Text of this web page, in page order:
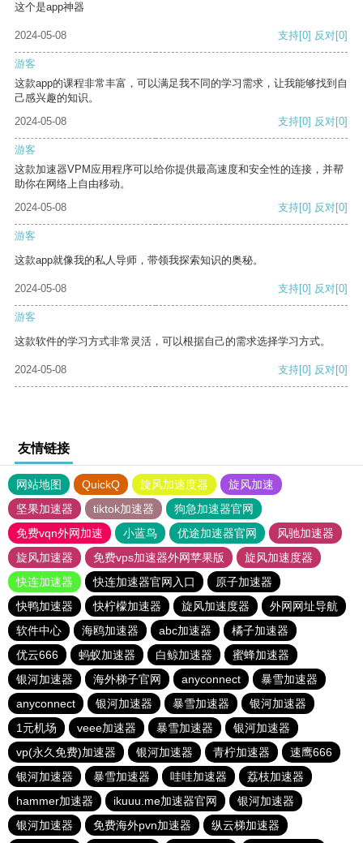
这个是app神器
2024-05-08 支持[0] 反对[0]
游客
这款app的课程非常丰富，可以满足我不同的学习需求，让我能够找到自
己感兴趣的知识。
2024-05-08
支持[0] 反对[0]
游客
这款加速器VPM应用程序可以给你提供最高速度和安全性的连接，并帮
助你在网络上自由移动。
2024-05-08
支持[0] 反对[0]
游客
这款app就像我的私人导师，带领我探索知识的奥秘。
2024-05-08 支持[0] 反对[0]
游客
这款软件的学习方式非常灵活，可以根据自己的需求选择学习方式。
2024-05-08 支持[0] 反对[0]
友情链接
网站地图 QuickQ 旋风加速度器
旋风加速
坚果加速器
tiktok加速器
狗急加速器官网
免费vqn外网加速
小蓝鸟 优途加速器官网
风驰加速器
旋风加速器
免费vps加速器外网苹果版
旋风加速度器
快连加速器
快连加速器官网入口
原子加速器
快鸭加速器
快柠檬加速器 旋风加速度器
外网网址导航
软件中心
海鸥加速器 abc加速器
橘子加速器
优云666
蚂蚁加速器 白鲸加速器
蜜蜂加速器
银河加速器
海外梯子官网 anyconnect
暴雪加速器
anyconnect
银河加速器 暴雪加速器
银河加速器
1元机场
veee加速器 暴雪加速器
银河加速器
vp(永久免费)加速器
银河加速器 青柠加速器
速鹰666
银河加速器
暴雪加速器 哇哇加速器
荔枝加速器
hammer加速器
ikuuu.me加速器官网
银河加速器
银河加速器
免费海外pvn加速器 纵云梯加速器